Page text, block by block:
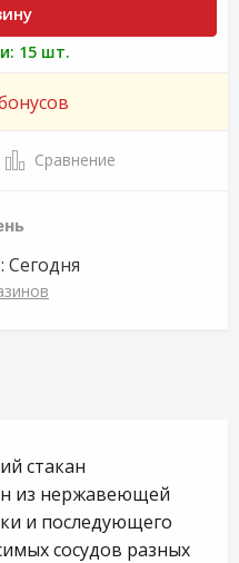
15 шт.
Сравнение
Сегодня
стакан
из нержавеющей
и последующего
сосудов разных